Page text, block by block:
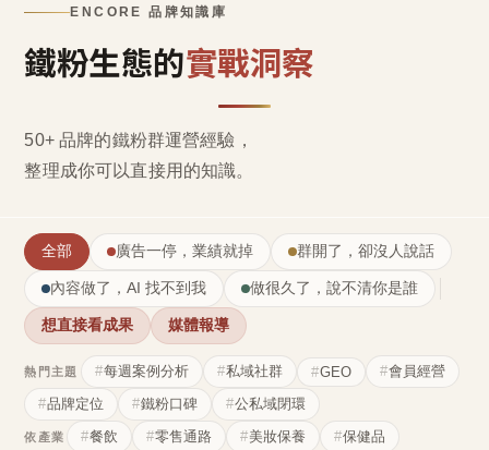
ENCORE 品牌知識庫
鐵粉生態的實戰洞察
50+ 品牌的鐵粉群運營經驗，
整理成你可以直接用的知識。
全部 廣告一停，業績就掉 群開了，卻沒人說話
內容做了，AI 找不到我 做很久了，說不清你是誰
想直接看成果 媒體報導
熱門主題 每週案例分析 私域社群 GEO
會員經營
品牌定位
鐵粉口碑 公私域閉環
依產業 餐飲 零售通路 美妝保養
保健品